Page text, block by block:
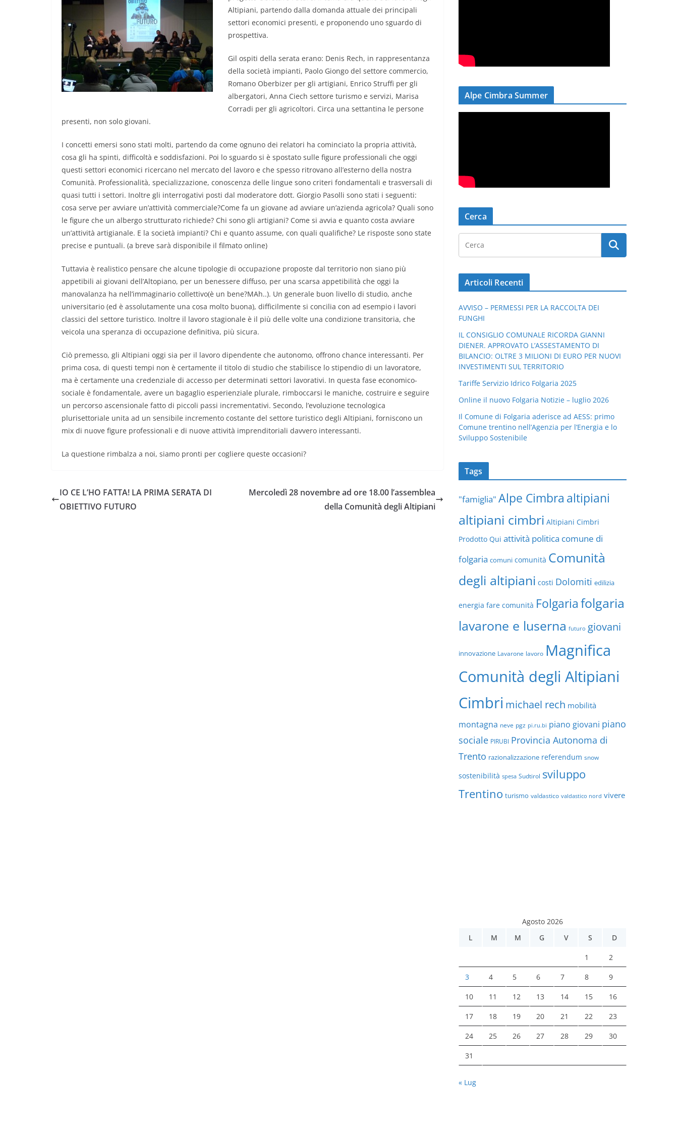
Altipiani, partendo dalla domanda attuale dei principali
settori economici presenti, e proponendo uno sguardo di
prospettiva.
Gil ospiti della serata erano: Denis Rech, in rappresentanza
della società impianti, Paolo Giongo del settore commercio,
Romano Oberbizer per gli artigiani, Enrico Struffi per gli
albergatori, Anna Ciech settore turismo e servizi, Marisa
Corradi per gli agricoltori. Circa una settantina le persone
presenti, non solo giovani.
I concetti emersi sono stati molti, partendo da come ognuno dei relatori ha cominciato la propria attività,
cosa gli ha spinti, difficoltà e soddisfazioni. Poi lo sguardo si è spostato sulle figure professionali che oggi
questi settori economici ricercano nel mercato del lavoro e che spesso ritrovano all’esterno della nostra
Comunità. Professionalità, specializzazione, conoscenza delle lingue sono criteri fondamentali e trasversali di
quasi tutti i settori. Inoltre gli interrogativi posti dal moderatore dott. Giorgio Pasolli sono stati i seguenti:
cosa serve per avviare un’attività commerciale?Come fa un giovane ad avviare un’azienda agricola? Quali sono
le figure che un albergo strutturato richiede? Chi sono gli artigiani? Come si avvia e quanto costa avviare
un’attività artigianale. E la società impianti? Chi e quanto assume, con quali qualifiche? Le risposte sono state
precise e puntuali. (a breve sarà disponibile il filmato online)
Tuttavia è realistico pensare che alcune tipologie di occupazione proposte dal territorio non siano più
appetibili ai giovani dell’Altopiano, per un benessere diffuso, per una scarsa appetibilità che oggi la
manovalanza ha nell’immaginario collettivo(è un bene?MAh..). Un generale buon livello di studio, anche
universitario (ed è assolutamente una cosa molto buona), difficilmente si concilia con ad esempio i lavori
classici del settore turistico. Inoltre il lavoro stagionale è il più delle volte una condizione transitoria, che
veicola una speranza di occupazione definitiva, più sicura.
Ciò premesso, gli Altipiani oggi sia per il lavoro dipendente che autonomo, offrono chance interessanti. Per
prima cosa, di questi tempi non è certamente il titolo di studio che stabilisce lo stipendio di un lavoratore,
ma è certamente una credenziale di accesso per determinati settori lavorativi. In questa fase economico-
sociale è fondamentale, avere un bagaglio esperienziale plurale, rimboccarsi le maniche, costruire e seguire
un percorso ascensionale fatto di piccoli passi incrementativi. Secondo, l’evoluzione tecnologica
plurisettoriale unita ad un sensibile incremento costante del settore turistico degli Altipiani, forniscono un
mix di nuove figure professionali e di nuove attività imprenditoriali davvero interessanti.
La questione rimbalza a noi, siamo pronti per cogliere queste occasioni?
IO CE L’HO FATTA! LA PRIMA SERATA DI
OBIETTIVO FUTURO
Mercoledì 28 novembre ad ore 18.00 l’assemblea
della Comunità degli Altipiani
Alpe Cimbra Summer
Cerca
Articoli Recenti
AVVISO – PERMESSI PER LA RACCOLTA DEI
FUNGHI
IL CONSIGLIO COMUNALE RICORDA GIANNI
DIENER. APPROVATO L’ASSESTAMENTO DI
BILANCIO: OLTRE 3 MILIONI DI EURO PER NUOVI
INVESTIMENTI SUL TERRITORIO
Tariffe Servizio Idrico Folgaria 2025
Online il nuovo Folgaria Notizie – luglio 2026
Il Comune di Folgaria aderisce ad AESS: primo
Comune trentino nell’Agenzia per l’Energia e lo
Sviluppo Sostenibile
Tags
"famiglia" Alpe Cimbra altipiani
altipiani cimbri Altipiani Cimbri
Prodotto Qui attività politica comune di
folgaria comuni comunità Comunità
degli altipiani costi Dolomiti edilizia
energia fare comunità Folgariafolgaria
lavarone e luserna futuro giovani
innovazione Lavarone lavoro Magnifica
Comunità degli Altipiani
Cimbri michael rech mobilità
montagna neve pgz pi.ru.bi piano giovani piano
sociale PIRUBI Provincia Autonoma di
Trento razionalizzazione referendum snow
sostenibilità spesa Sudtirol sviluppo
Trentino turismo valdastico valdastico nord vivere
Agosto 2026
L
M M G V S D
1 2
3 4 5 6 7 8 9
10 11 12 13 14 15 16
17 18 19 20 21 22 23
24 25 26 27 28 29 30
31
« Lug